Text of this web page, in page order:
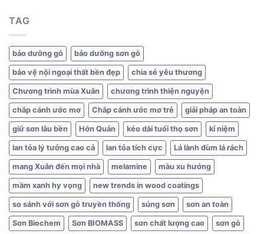
TAG
bảo dưỡng gỗ bảo dưỡng sơn gỗ
bảo vệ nội ngoại thất bền đẹp chia sẻ yêu thương
Chương trình mùa Xuân chương trình thiện nguyện
chắp cánh ước mơ Chắp cánh ước mơ trẻ giải pháp an toàn
giữ sơn lâu bền Hớn Quản kéo dài tuổi thọ sơn kỉ niệm
lan tỏa lý tưởng cao cả lan tỏa tích cực Lá lành đùm lá rách
mang Xuân đến mọi nhà melamine màu xu hướng
mầm xanh hy vọng new trends in wood coatings
so sánh với sơn gỗ truyền thống súng sơn sơn an toàn
Sơn Biochem Sơn BIOMASS sơn chất lượng cao sơn gỗ